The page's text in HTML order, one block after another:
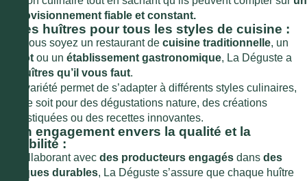
approvisionnement fiable et constant.
4. Des huîtres pour tous les styles de cuisine :
Que vous soyez un restaurant de cuisine traditionnelle, un
bistrot ou un établissement gastronomique, La Déguste a
les huîtres qu’il vous faut.
Leur variété permet de s’adapter à différents styles culinaires,
que ce soit pour des dégustations nature, des créations
sophistiquées ou des recettes innovantes.
5. Un engagement envers la qualité et la
durabilité :
En collaborant avec des producteurs engagés dans des
pratiques durables, La Déguste s’assure que chaque huître